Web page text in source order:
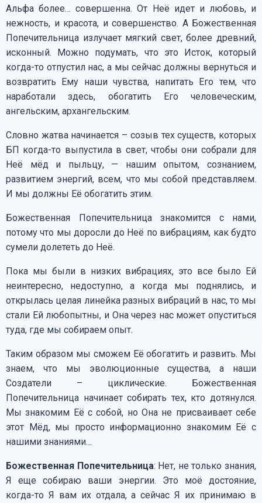
Альфа более… совершенна. От Неё идет и любовь, и
нежность, и красота, и совершенство. А Божественная
Попечительница излучает мягкий свет, более древний,
исконный. Можно подумать, что это Исток, который
когда-то отпустил нас, а мы сейчас должны вернуться и
возвратить Ему наши чувства, напитать Его тем, что
наработали здесь, обогатить Его человеческим,
ангельским, архангельским.
Словно жатва начинается – созыв тех существ, которых
БП когда-то выпустила в свет, чтобы они собрали для
Неё мёд и пыльцу, — нашим опытом, сознанием,
развитием энергий, всем, что мы собой представляем.
И мы должны Её обогатить этим.
Божественная Попечительница знакомится с нами,
потому что мы доросли до Неё по вибрациям, как будто
сумели долететь до Неё.
Пока мы были в низких вибрациях, это все было Ей
неинтересно, недоступно, а когда мы поднялись, и
открылась целая линейка разных вибраций в нас, то мы
стали Ей любопытны, и Она через нас может опуститься
туда, где мы собираем опыт.
Таким образом мы сможем Её обогатить и развить. Мы
знаем, что мы эволюционные существа, а наши
Создатели – циклические. Божественная
Попечительница начинает собирать тех, кто дотянулся.
Мы знакомим Её с собой, но Она не присваивает себе
этот Мёд, мы просто информационно знакомим Её с
нашими знаниями…
Божественная Попечительница: Нет, не только знания,
Я еще собираю ваши энергии. Это моё достояние,
когда-то Я вам их отдала, а сейчас Я их принимаю в